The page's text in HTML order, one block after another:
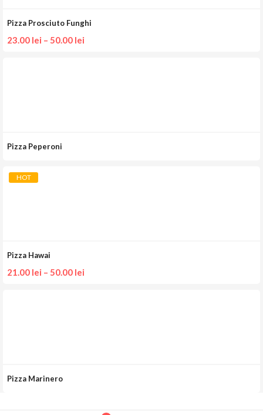
Pizza Prosciuto Funghi
23.00 lei – 50.00 lei
Pizza Peperoni
HOT
Pizza Hawai
21.00 lei – 50.00 lei
Pizza Marinero